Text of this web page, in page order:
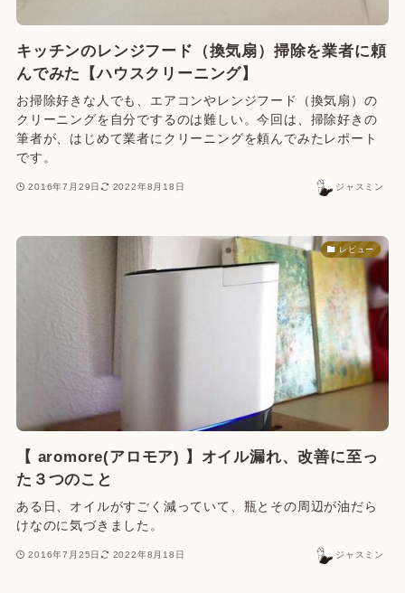
キッチンのレンジフード（換気扇）掃除を業者に頼
んでみた【ハウスクリーニング】
お掃除好きな人でも、エアコンやレンジフード（換気扇）の
クリーニングを自分でするのは難しい。今回は、掃除好きの
筆者が、はじめて業者にクリーニングを頼んでみたレポート
です。
2016年7月29日 2022年8月18日 ジャスミン
レビュー
【 aromore(アロモア) 】オイル漏れ、改善に至っ
た３つのこと
ある日、オイルがすごく減っていて、瓶とその周辺が油だら
けなのに気づきました。
2016年7月25日 2022年8月18日 ジャスミン